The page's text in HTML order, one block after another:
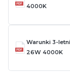
4000K
Warunki 3-
26W 4000K